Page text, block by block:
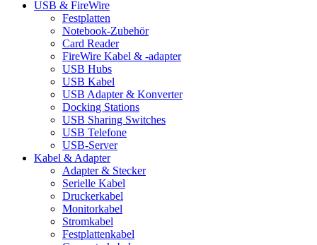
USB & FireWire
Festplatten
Notebook-Zubehör
Card Reader
FireWire Kabel & -adapter
USB Hubs
USB Kabel
USB Adapter & Konverter
Docking Stations
USB Sharing Switches
USB Telefone
USB-Server
Kabel & Adapter
Adapter & Stecker
Serielle Kabel
Druckerkabel
Monitorkabel
Stromkabel
Festplattenkabel